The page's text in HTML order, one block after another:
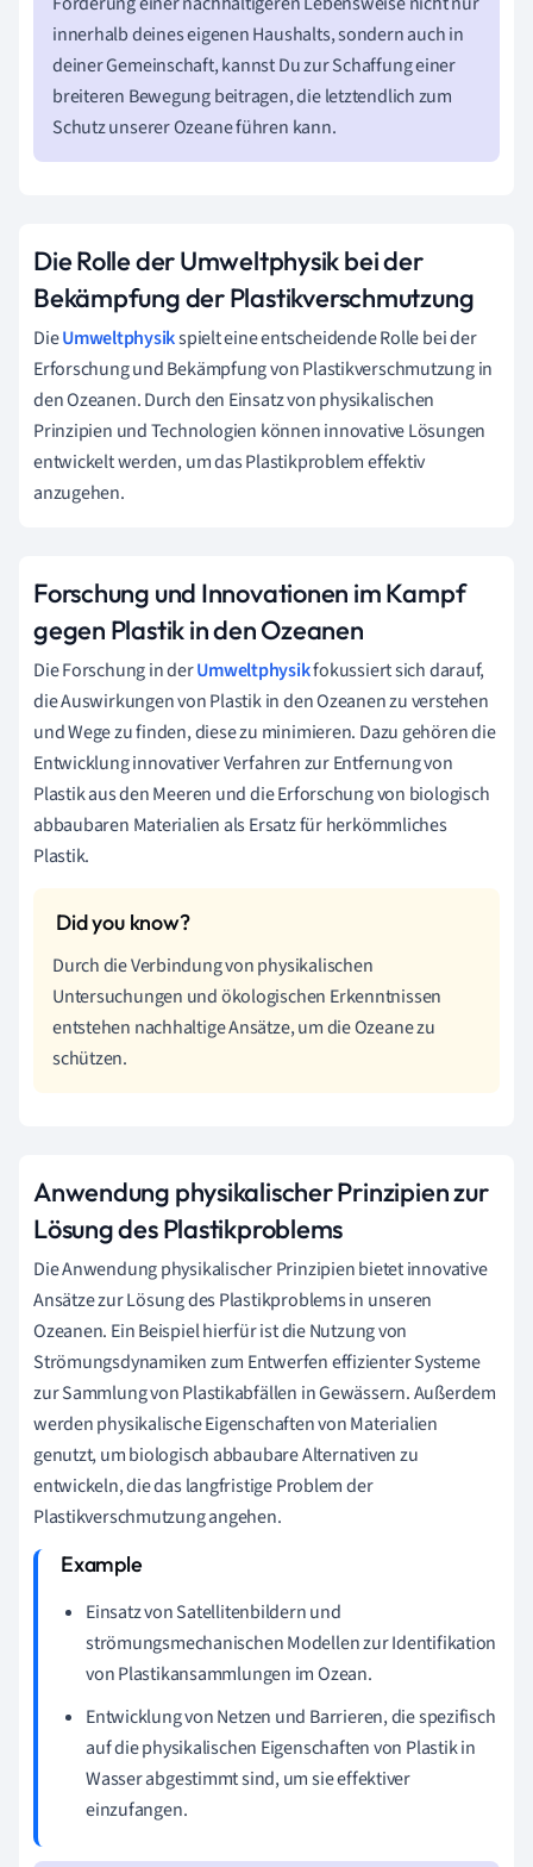
innerhalb deines eigenen Haushalts, sondern auch in
deiner Gemeinschaft, kannst Du zur Schaffung einer
breiteren Bewegung beitragen, die letztendlich zum
Schutz unserer Ozeane führen kann.
Die Rolle der Umweltphysik bei der
Bekämpfung der Plastikverschmutzung
DieUmweltphysikspielt eine entscheidende Rolle bei der
Erforschung und Bekämpfung von Plastikverschmutzung in
den Ozeanen. Durch den Einsatz von physikalischen
Prinzipien und Technologien können innovative Lösungen
entwickelt werden, um das Plastikproblem effektiv
anzugehen.
Forschung und Innovationen im Kampf
gegen Plastik in den Ozeanen
Die Forschung in derUmweltphysikfokussiert sich darauf,
die Auswirkungen von Plastik in den Ozeanen zu verstehen
und Wege zu finden, diese zu minimieren. Dazu gehören die
Entwicklung innovativer Verfahren zur Entfernung von
Plastik aus den Meeren und die Erforschung von biologisch
abbaubaren Materialien als Ersatz für herkömmliches
Plastik.
Durch die Verbindung von physikalischen
Untersuchungen und ökologischen Erkenntnissen
entstehen nachhaltige Ansätze, um die Ozeane zu
schützen.
Anwendung physikalischer Prinzipien zur
Lösung des Plastikproblems
Die Anwendung physikalischer Prinzipien bietet innovative
Ansätze zur Lösung des Plastikproblems in unseren
Ozeanen. Ein Beispiel hierfür ist die Nutzung von
Strömungsdynamiken zum Entwerfen effizienter Systeme
zur Sammlung von Plastikabfällen in Gewässern. Außerdem
werden physikalische Eigenschaften von Materialien
genutzt, um biologisch abbaubare Alternativen zu
entwickeln, die das langfristige Problem der
Plastikverschmutzung angehen.
Einsatz von Satellitenbildern und
strömungsmechanischen Modellen zur Identifikation
von Plastikansammlungen im Ozean.
Entwicklung von Netzen und Barrieren, die spezifisch
auf die physikalischen Eigenschaften von Plastik in
Wasser abgestimmt sind, um sie effektiver
einzufangen.